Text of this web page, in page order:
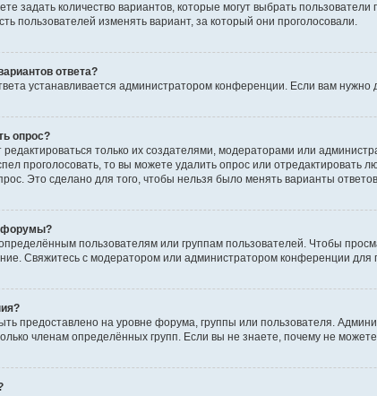
задать количество вариантов, которые могут выбрать
пользователей изменять вариант, за который они проголосовали.
ответа?
устанавливается администратором конференции. Если вам
опрос?
только их создателями, модераторами или
проголосовать, то вы можете удалить опрос или
Это сделано для того, чтобы нельзя было менять варианты
форумы?
пользователям или группам пользователей. Чтобы
Свяжитесь с модератором или администратором конференции для
предоставлено на уровне форума, группы или пользователя.
членам определённых групп. Если вы не знаете, почему не